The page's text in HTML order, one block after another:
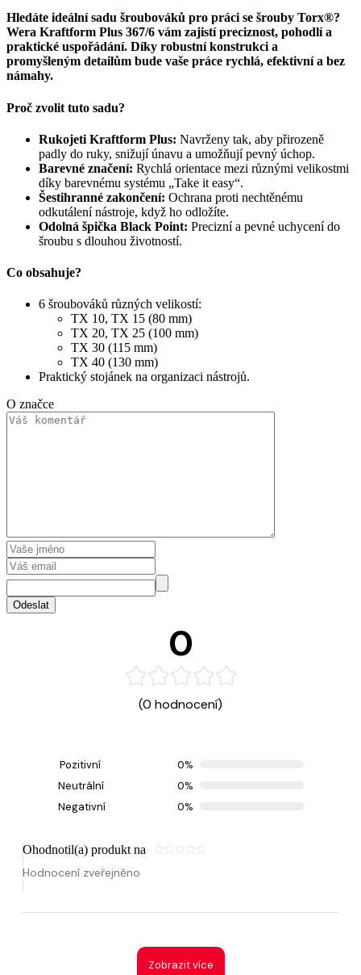
Hledáte ideální sadu šroubováků pro práci se šrouby Torx®?
Wera Kraftform Plus 367/6 vám zajistí preciznost, pohodlí a
praktické uspořádání. Díky robustní konstrukci a
promyšleným detailům bude vaše práce rychlá, efektivní a bez
námahy.
Proč zvolit tuto sadu?
Rukojeti Kraftform Plus: Navrženy tak, aby přirozeně
padly do ruky, snižují únavu a umožňují pevný úchop.
Barevné značení: Rychlá orientace mezi různými velikostmi
díky barevnému systému „Take it easy“.
Šestihranné zakončení: Ochrana proti nechtěnému
odkutálení nástroje, když ho odložíte.
Odolná špička Black Point: Precizní a pevné uchycení do
šroubu s dlouhou životností.
Co obsahuje?
6 šroubováků různých velikostí:
TX 10, TX 15 (80 mm)
TX 20, TX 25 (100 mm)
TX 30 (115 mm)
TX 40 (130 mm)
Praktický stojánek na organizaci nástrojů.
O značce
Odeslat
0
(0 hodnocení)
Pozitivní
0%
Neutrální
0%
Negativní
0%
Ohodnotil(a) produkt na
Hodnocení zveřejněno
Zobrazit více